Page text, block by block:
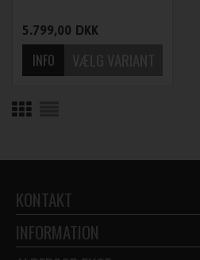
5.799,00 DKK
KONTAKT
INFORMATION